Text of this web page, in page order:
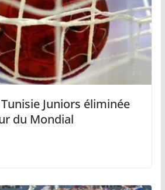
Juniors éliminée
du Mondial